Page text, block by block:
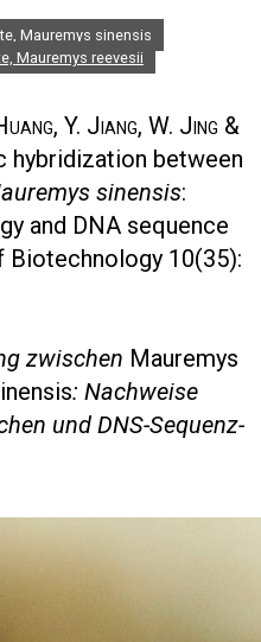
Mauremys sinensis
Mauremys reevesii
Y. Jiang, W. Jing &
hybridization between
sinensis:
and DNA sequence
Biotechnology 10(35):
zwischen Mauremys
: Nachweise
und DNS-Sequenz-